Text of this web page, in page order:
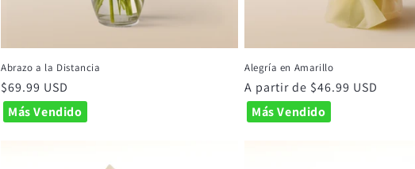
Abrazo a la Distancia
Precio
habitual
$69.99 USD
Más Vendido
Alegría en Amarillo
Precio
habitual
A partir de $46.99 USD
Más Vendido